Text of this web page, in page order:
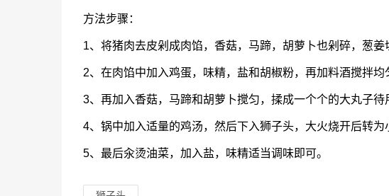
方法步骤：
1、将猪肉去皮剁成肉馅，香菇，马蹄，胡萝卜也剁碎，葱姜
2、在肉馅中加入鸡蛋，味精，盐和胡椒粉，再加料酒搅拌均
3、再加入香菇，马蹄和胡萝卜搅匀，揉成一个个的大丸子待
4、锅中加入适量的鸡汤，然后下入狮子头，大火烧开后转为
5、最后汆烫油菜，加入盐，味精适当调味即可。